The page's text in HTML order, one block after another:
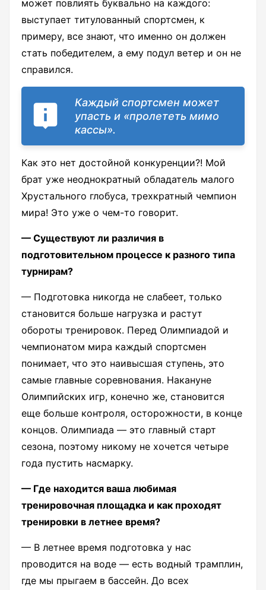
может повлиять буквально на каждого:
выступает титулованный спортсмен, к
примеру, все знают, что именно он должен
стать победителем, а ему подул ветер и он не
справился.
Каждый спортсмен может
упасть и «пролететь мимо
кассы».
Как это нет достойной конкуренции?! Мой
брат уже неоднократный обладатель малого
Хрустального глобуса, трехкратный чемпион
мира! Это уже о чем-то говорит.
— Существуют ли различия в
подготовительном процессе к разного типа
турнирам?
— Подготовка никогда не слабеет, только
становится больше нагрузка и растут
обороты тренировок. Перед Олимпиадой и
чемпионатом мира каждый спортсмен
понимает, что это наивысшая ступень, это
самые главные соревнования. Накануне
Олимпийских игр, конечно же, становится
еще больше контроля, осторожности, в конце
концов. Олимпиада — это главный старт
сезона, поэтому никому не хочется четыре
года пустить насмарку.
— Где находится ваша любимая
тренировочная площадка и как проходят
тренировки в летнее время?
— В летнее время подготовка у нас
проводится на воде — есть водный трамплин,
где мы прыгаем в бассейн. До всех